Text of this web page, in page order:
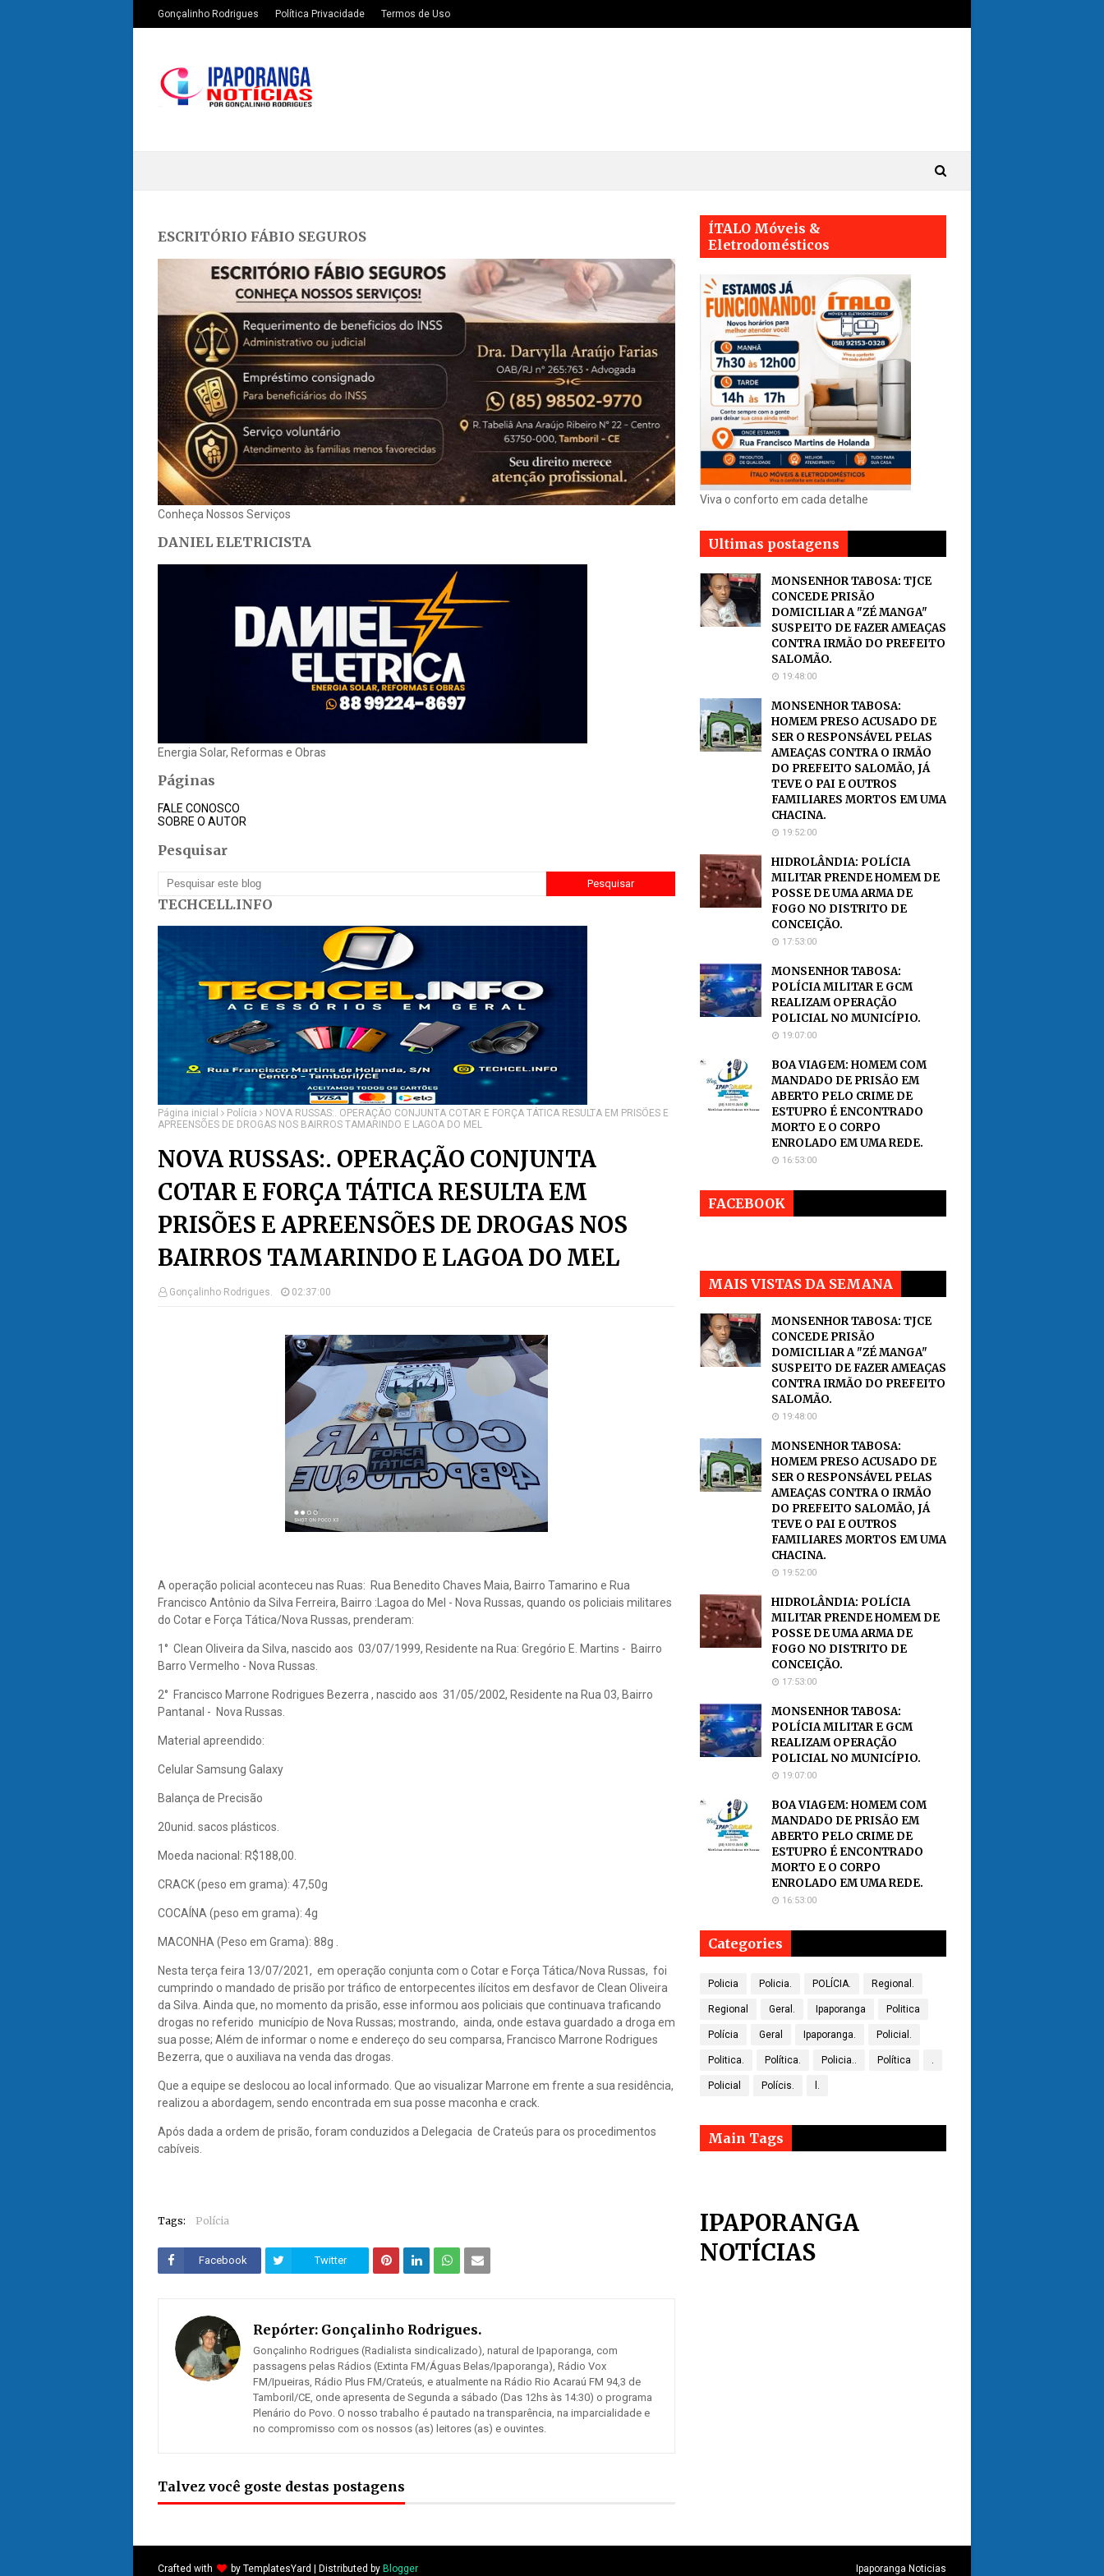
Gonçalinho Rodrigues Política Privacidade Termos de Uso
ESCRITÓRIO FÁBIO SEGUROS
Conheça Nossos Serviços
DANIEL ELETRICISTA
Energia Solar, Reformas e Obras
Páginas
FALE CONOSCO
SOBRE O AUTOR
Pesquisar
TECHCELL.INFO
Página inicial Polícia
NOVA RUSSAS:. OPERAÇÃO CONJUNTA COTAR E FORÇA TÁTICA RESULTA EM PRISÕES E
APREENSÕES DE DROGAS NOS BAIRROS TAMARINDO E LAGOA DO MEL
NOVA RUSSAS:. OPERAÇÃO CONJUNTA
COTAR E FORÇA TÁTICA RESULTA EM
PRISÕES E APREENSÕES DE DROGAS NOS
BAIRROS TAMARINDO E LAGOA DO MEL
Gonçalinho Rodrigues. 02:37:00
A operação policial aconteceu nas Ruas: Rua Benedito Chaves Maia, Bairro Tamarino e Rua
Francisco Antônio da Silva Ferreira, Bairro :Lagoa do Mel - Nova Russas, quando os policiais militares
do Cotar e Força Tática/Nova Russas, prenderam:
1° Clean Oliveira da Silva, nascido aos 03/07/1999, Residente na Rua: Gregório E. Martins - Bairro
Barro Vermelho - Nova Russas.
2° Francisco Marrone Rodrigues Bezerra , nascido aos 31/05/2002, Residente na Rua 03, Bairro
Pantanal - Nova Russas.
Material apreendido:
Celular Samsung Galaxy
Balança de Precisão
20unid. sacos plásticos.
Moeda nacional: R$188,00.
CRACK (peso em grama): 47,50g
COCAÍNA (peso em grama): 4g
MACONHA (Peso em Grama): 88g .
Nesta terça feira 13/07/2021, em operação conjunta com o Cotar e Força Tática/Nova Russas, foi
cumprindo o mandado de prisão por tráfico de entorpecentes ilícitos em desfavor de Clean Oliveira
da Silva. Ainda que, no momento da prisão, esse informou aos policiais que continuava traficando
drogas no referido município de Nova Russas; mostrando, ainda, onde estava guardado a droga em
sua posse; Além de informar o nome e endereço do seu comparsa, Francisco Marrone Rodrigues
Bezerra, que o auxiliava na venda das drogas.
Que a equipe se deslocou ao local informado. Que ao visualizar Marrone em frente a sua residência,
realizou a abordagem, sendo encontrada em sua posse maconha e crack.
Após dada a ordem de prisão, foram conduzidos a Delegacia de Crateús para os procedimentos
cabíveis.
Tags: Polícia
Facebook Twitter
Repórter: Gonçalinho Rodrigues.
Gonçalinho Rodrigues (Radialista sindicalizado), natural de Ipaporanga, com
passagens pelas Rádios (Extinta FM/Águas Belas/Ipaporanga), Rádio Vox
FM/Ipueiras, Rádio Plus FM/Crateús, e atualmente na Rádio Rio Acaraú FM 94,3 de
Tamboril/CE, onde apresenta de Segunda a sábado (Das 12hs às 14:30) o programa
Plenário do Povo. O nosso trabalho é pautado na transparência, na imparcialidade e
no compromisso com os nossos (as) leitores (as) e ouvintes.
Talvez você goste destas postagens
ÍTALO Móveis &
Eletrodomésticos
Viva o conforto em cada detalhe
Ultimas postagens
MONSENHOR TABOSA: TJCE
CONCEDE PRISÃO
DOMICILIAR A "ZÉ MANGA"
SUSPEITO DE FAZER AMEAÇAS
CONTRA IRMÃO DO PREFEITO
SALOMÃO.
19:48:00
MONSENHOR TABOSA:
HOMEM PRESO ACUSADO DE
SER O RESPONSÁVEL PELAS
AMEAÇAS CONTRA O IRMÃO
DO PREFEITO SALOMÃO, JÁ
TEVE O PAI E OUTROS
FAMILIARES MORTOS EM UMA
CHACINA.
19:52:00
HIDROLÂNDIA: POLÍCIA
MILITAR PRENDE HOMEM DE
POSSE DE UMA ARMA DE
FOGO NO DISTRITO DE
CONCEIÇÃO.
17:53:00
MONSENHOR TABOSA:
POLÍCIA MILITAR E GCM
REALIZAM OPERAÇÃO
POLICIAL NO MUNICÍPIO.
19:07:00
BOA VIAGEM: HOMEM COM
MANDADO DE PRISÃO EM
ABERTO PELO CRIME DE
ESTUPRO É ENCONTRADO
MORTO E O CORPO
ENROLADO EM UMA REDE.
16:53:00
FACEBOOK
MAIS VISTAS DA SEMANA
MONSENHOR TABOSA: TJCE
CONCEDE PRISÃO
DOMICILIAR A "ZÉ MANGA"
SUSPEITO DE FAZER AMEAÇAS
CONTRA IRMÃO DO PREFEITO
SALOMÃO.
19:48:00
MONSENHOR TABOSA:
HOMEM PRESO ACUSADO DE
SER O RESPONSÁVEL PELAS
AMEAÇAS CONTRA O IRMÃO
DO PREFEITO SALOMÃO, JÁ
TEVE O PAI E OUTROS
FAMILIARES MORTOS EM UMA
CHACINA.
19:52:00
HIDROLÂNDIA: POLÍCIA
MILITAR PRENDE HOMEM DE
POSSE DE UMA ARMA DE
FOGO NO DISTRITO DE
CONCEIÇÃO.
17:53:00
MONSENHOR TABOSA:
POLÍCIA MILITAR E GCM
REALIZAM OPERAÇÃO
POLICIAL NO MUNICÍPIO.
19:07:00
BOA VIAGEM: HOMEM COM
MANDADO DE PRISÃO EM
ABERTO PELO CRIME DE
ESTUPRO É ENCONTRADO
MORTO E O CORPO
ENROLADO EM UMA REDE.
16:53:00
Categories
Policia Policia. POLÍCIA. Regional.
Regional Geral. Ipaporanga Politica
Polícia Geral Ipaporanga. Policial.
Politica. Política. Policia.. Política .
Policial Polícis. l.
Main Tags
IPAPORANGA
NOTÍCIAS
Ipaporanga Noticias
Crafted with by TemplatesYard | Distributed by Blogger